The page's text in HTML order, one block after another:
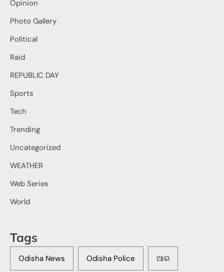
Opinion
Photo Gallery
Political
Raid
REPUBLIC DAY
Sports
Tech
Trending
Uncategorized
WEATHER
Web Series
World
Tags
Odisha News Odisha Police ଆର